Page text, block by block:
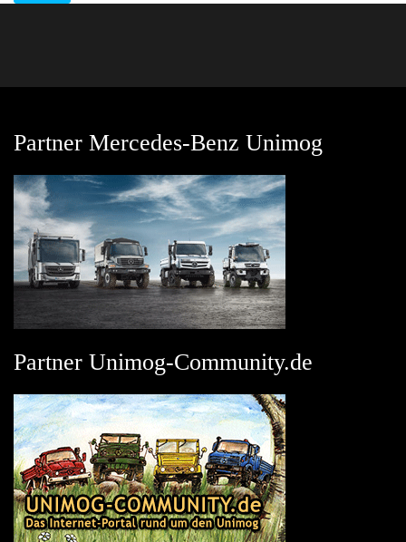
Partner Mercedes-Benz Unimog
Partner Unimog-Community.de